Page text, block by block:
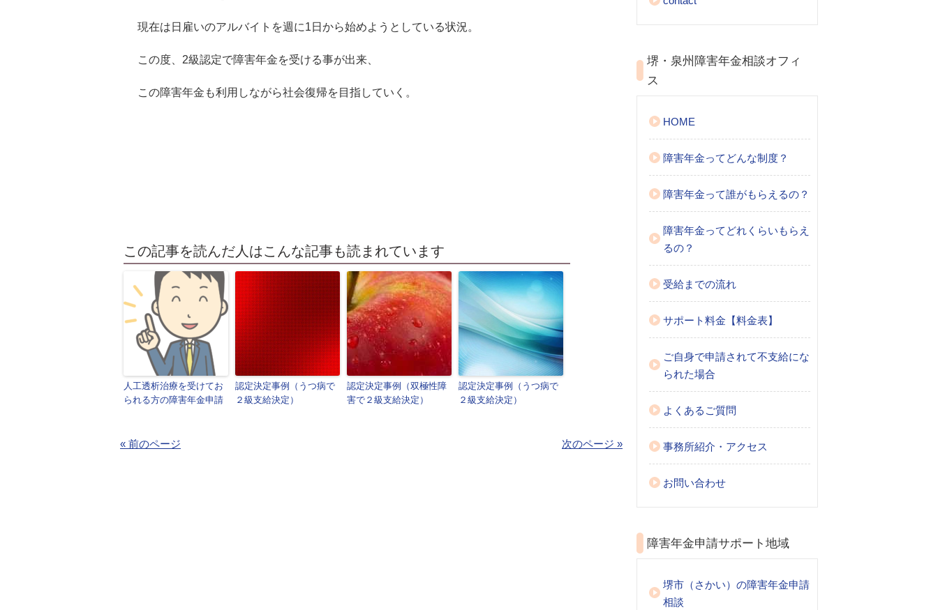
現在は日雇いのアルバイトを週に1日から始めようとしている状況。
この度、2級認定で障害年金を受ける事が出来、
この障害年金も利用しながら社会復帰を目指していく。
この記事を読んだ人はこんな記事も読まれています
人工透析治療を受けてお
られる方の障害年金申請
認定決定事例（うつ病で
２級支給決定）
認定決定事例（双極性障
害で２級支給決定）
認定決定事例（うつ病で
２級支給決定）
« 前のページ 次のページ »
堺・泉州障害年金相談オフィ
ス
HOME
障害年金ってどんな制度？
障害年金って誰がもらえるの？
障害年金ってどれくらいもらえ
るの？
受給までの流れ
サポート料金【料金表】
ご自身で申請されて不支給にな
られた場合
よくあるご質問
事務所紹介・アクセス
お問い合わせ
障害年金申請サポート地域
堺市（さかい）の障害年金申請
相談